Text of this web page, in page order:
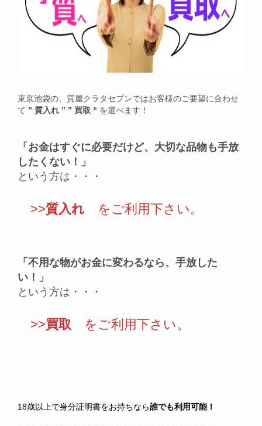
東京池袋の、質屋クラタセブンではお客様のご要望に合わせ
て ” 質入れ ” ” 買取 “ を選べます！
「お金はすぐに必要だけど、大切な品物も手放
したくない！」
という方は・・・
>>質入れ をご利用下さい。
「不用な物がお金に変わるなら、手放した
い！」
という方は・・・
>>買取 をご利用下さい。
18歳以上で身分証明書をお持ちなら誰でも利用可能！